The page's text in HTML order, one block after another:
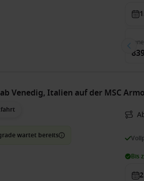
Venedig, Italien auf der MSC
wartet bereits
Bis